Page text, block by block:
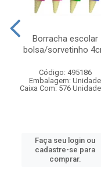
Borracha escolar
bolsa/sorvetinho
Código: 495186
Embalagem: Unidade
Caixa Com: 576
Faça seu login ou
cadastre-se para
comprar.